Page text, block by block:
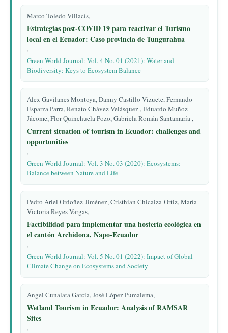
Marco Toledo Villacís,
Estrategias post-COVID 19 para reactivar el Turismo
local en el Ecuador: Caso provincia de Tungurahua
,
Green World Journal: Vol. 4 No. 01 (2021): Water and
Biodiversity: Keys to Ecosystem Balance
Alex Gavilanes Montoya, Danny Castillo Vizuete, Fernando
Esparza Parra, Renato Chávez Velásquez , Eduardo Muñoz
Jácome, Flor Quinchuela Pozo, Gabriela Román Santamaría ,
Current situation of tourism in Ecuador: challenges and
opportunities
,
Green World Journal: Vol. 3 No. 03 (2020): Ecosystems:
Balance between Nature and Life
Pedro Ariel Ordoñez-Jiménez, Cristhian Chicaiza-Ortiz, María
Victoria Reyes-Vargas,
Factibilidad para implementar una hostería ecológica en
el cantón Archidona, Napo-Ecuador
,
Green World Journal: Vol. 5 No. 01 (2022): Impact of Global
Climate Change on Ecosystems and Society
Angel Cunalata García, José López Pumalema,
Wetland Tourism in Ecuador: Analysis of RAMSAR
Sites
,